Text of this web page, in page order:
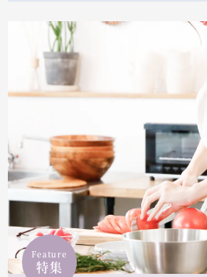
Feature
特集